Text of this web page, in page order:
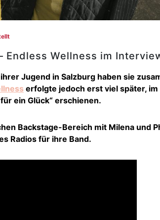
Wellness im
Jugend in Salzburg haben sie
erfolgte jedoch erst viel später, im
ein Glück“ erschienen.
Backstage-Bereich mit Milena und
Radios für ihre Band.